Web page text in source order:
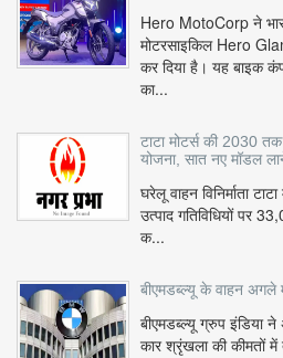
Hero MotoCorp ने
मोटरसाइकिल Hero
कर दिया है। यह बाइक
का...
टाटा मोटर्स की 2030
योजना, सात नए मॉडल
घरेलू वाहन विनिर्माता
उत्पाद गतिविधियों पर
क...
बीएमडब्ल्यू के वाहन अगले
बीएमडब्ल्यू ग्रुप इंडिया
कार श्रृंखला की कीमतों